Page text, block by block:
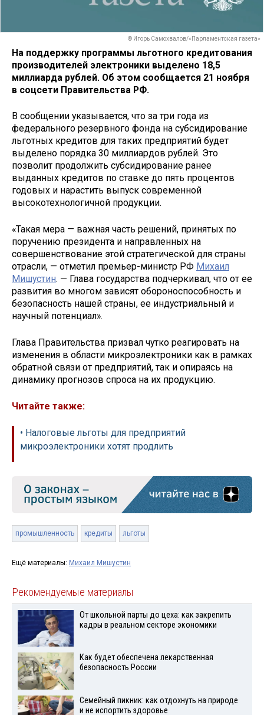
© Игорь Самохвалов/«Парламентская газета»
На поддержку программы льготного кредитования
производителей электроники выделено 18,5
миллиарда рублей. Об этом сообщается 21 ноября
в соцсети Правительства РФ.
В сообщении указывается, что за три года из
федерального резервного фонда на субсидирование
льготных кредитов для таких предприятий будет
выделено порядка 30 миллиардов рублей. Это
позволит продолжить субсидирование ранее
выданных кредитов по ставке до пять процентов
годовых и нарастить выпуск современной
высокотехнологичной продукции.
«Такая мера — важная часть решений, принятых по
поручению президента и направленных на
совершенствование этой стратегической для страны
отрасли, — отметил премьер-министр РФ Михаил
Мишустин. — Глава государства подчеркивал, что от ее
развития во многом зависят обороноспособность и
безопасность нашей страны, ее индустриальный и
научный потенциал».
Глава Правительства призвал чутко реагировать на
изменения в области микроэлектроники как в рамках
обратной связи от предприятий, так и опираясь на
динамику прогнозов спроса на их продукцию.
Читайте также:
• Налоговые льготы для предприятий
микроэлектроники хотят продлить
промышленность кредиты льготы
Ещё материалы: Михаил Мишустин
Рекомендуемые материалы
От школьной парты до цеха: как закрепить
кадры в реальном секторе экономики
Как будет обеспечена лекарственная
безопасность России
Семейный пикник: как отдохнуть на природе
и не испортить здоровье